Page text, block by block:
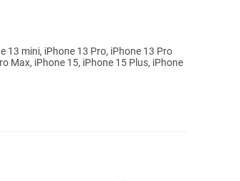
Max, iPhone 15, iPhone 15 Plus, iPhone